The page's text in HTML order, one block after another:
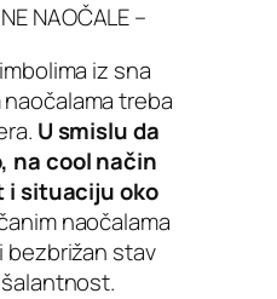
NAOČALE –
iz sna
treba
U smislu da
na cool način
i situaciju oko
naočalama
bezbrižan stav